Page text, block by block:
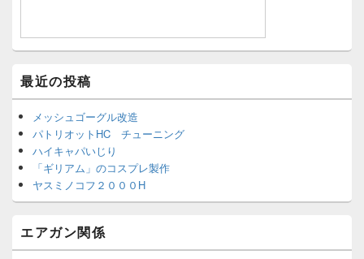
最近の投稿
メッシュゴーグル改造
パトリオットHC チューニング
ハイキャパいじり
「ギリアム」のコスプレ製作
ヤスミノコフ２０００H
エアガン関係